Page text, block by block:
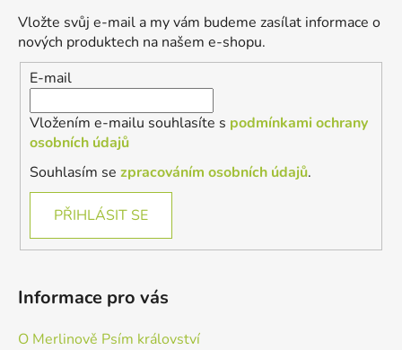
Vložte svůj e-mail a my vám budeme zasílat informace o
nových produktech na našem e-shopu.
E-mail
Vložením e-mailu souhlasíte s podmínkami ochrany
osobních údajů
Souhlasím se zpracováním osobních údajů.
PŘIHLÁSIT SE
Informace pro vás
O Merlinově Psím království